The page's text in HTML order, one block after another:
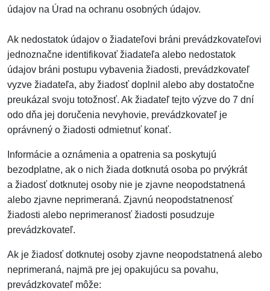
údajov na Úrad na ochranu osobných údajov.
Ak nedostatok údajov o žiadateľovi bráni prevádzkovateľovi
jednoznačne identifikovať žiadateľa alebo nedostatok
údajov bráni postupu vybavenia žiadosti, prevádzkovateľ
vyzve žiadateľa, aby žiadosť doplnil alebo aby dostatočne
preukázal svoju totožnosť. Ak žiadateľ tejto výzve do 7 dní
odo dňa jej doručenia nevyhovie, prevádzkovateľ je
oprávnený o žiadosti odmietnuť konať.
Informácie a oznámenia a opatrenia sa poskytujú
bezodplatne, ak o nich žiada dotknutá osoba po prvýkrát
a žiadosť dotknutej osoby nie je zjavne neopodstatnená
alebo zjavne neprimeraná. Zjavnú neopodstatnenosť
žiadosti alebo neprimeranosť žiadosti posudzuje
prevádzkovateľ.
Ak je žiadosť dotknutej osoby zjavne neopodstatnená alebo
neprimeraná, najmä pre jej opakujúcu sa povahu,
prevádzkovateľ môže: